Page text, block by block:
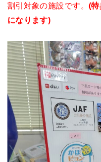
割引対象の施設です。 (特
になります)